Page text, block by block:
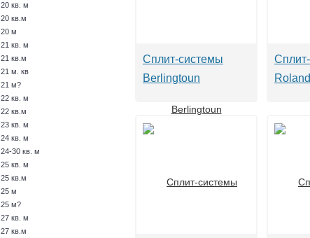
20 кв. м
20 кв.м
20 м
21 кв. м
21 кв.м
21 м. кв
21 м?
22 кв. м
22 кв.м
23 кв. м
24 кв. м
24-30 кв. м
25 кв. м
25 кв.м
25 м
25 м?
27 кв. м
27 кв.м
Сплит-системы
Berlingtoun
Roland